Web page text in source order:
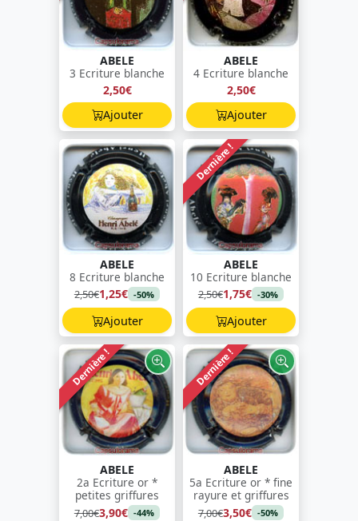
ABELE
3 Ecriture blanche
2,50€
Ajouter
ABELE
4 Ecriture blanche
2,50€
Ajouter
ABELE
8 Ecriture blanche
2,50€1,25€ -50%
Ajouter
Dernière !
ABELE
10 Ecriture blanche
2,50€1,75€ -30%
Ajouter
Dernière !
ABELE
2a Ecriture or *
petites griffures
7,00€3,90€ -44%
Dernière !
ABELE
5a Ecriture or * fine
rayure et griffures
7,00€3,50€ -50%